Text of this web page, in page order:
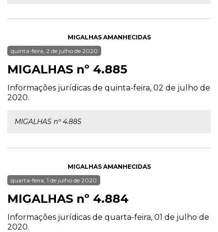
MIGALHAS AMANHECIDAS
quinta-feira, 2 de julho de 2020
MIGALHAS nº 4.885
Informações jurídicas de quinta-feira, 02 de julho de
2020.
MIGALHAS nº 4.885
MIGALHAS AMANHECIDAS
quarta-feira, 1 de julho de 2020
MIGALHAS nº 4.884
Informações jurídicas de quarta-feira, 01 de julho de
2020.